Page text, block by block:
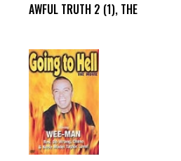
AWFUL TRUTH 2 (1), THE